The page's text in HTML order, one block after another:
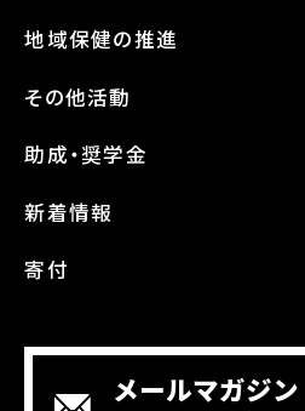
地域保健の推進
その他活動
助成・奨学金
新着情報
寄付
メールマガジン